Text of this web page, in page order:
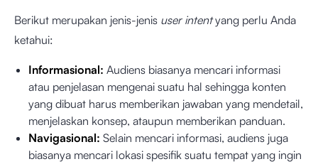
Berikut merupakan jenis-jenis user intentyang perlu Anda
ketahui:
Informasional: Audiens biasanya mencari informasi
atau penjelasan mengenai suatu hal sehingga konten
yang dibuat harus memberikan jawaban yang mendetail,
menjelaskan konsep, ataupun memberikan panduan.
Navigasional: Selain mencari informasi, audiens juga
biasanya mencari lokasi spesifik suatu tempat yang ingin